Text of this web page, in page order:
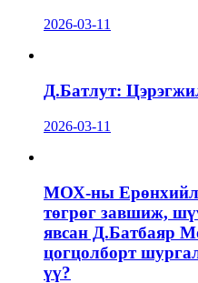
2026-03-11
Д.Батлут:
2026-03-11
МОХ-ны
төгрөг завшиж,
явсан Д.Батбаяр
цогцолборт
үү?